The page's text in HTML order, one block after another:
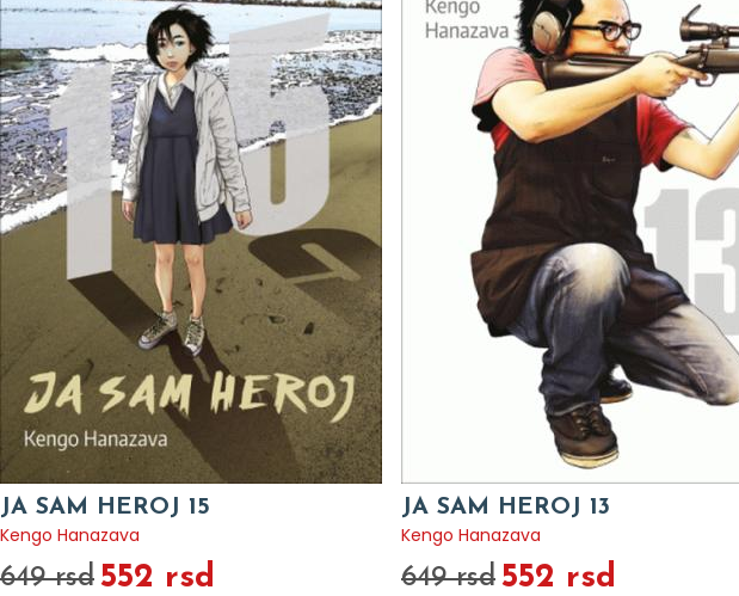
JA SAM HEROJ 15
Kengo Hanazava
649 rsd 552 rsd
JA SAM HEROJ 13
Kengo Hanazava
649 rsd 552 rsd